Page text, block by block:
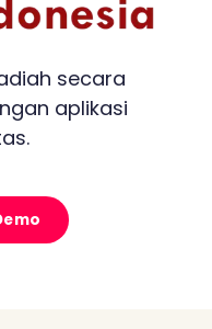
secara
aplikasi